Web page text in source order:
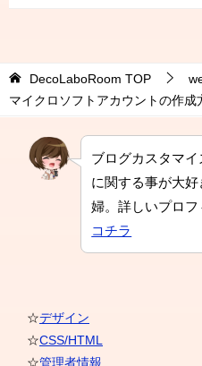
DecoLaboRoom TOP
マイクロソフトアカウントの作成
ブログカスタマ
に関する事が大
婦。詳しいプロ
コチラ
☆デザイン
☆CSS/HTML
☆管理者情報